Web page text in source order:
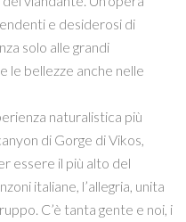
e desiderosi di
solo alle grandi
le bellezze anche nelle
naturalistica più
di Gorge di Vikos,
essere il più alto del
italiane, l’allegria, unita
C’è tanta gente e noi, i